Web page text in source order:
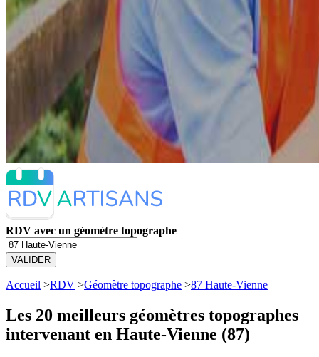
RDV avec un géomètre topographe
VALIDER
Accueil >RDV >Géomètre topographe >87 Haute-Vienne
Les 20 meilleurs géomètres topographes
intervenant en Haute-Vienne (87)